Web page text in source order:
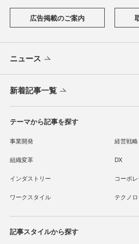
広告掲載のご案内
ニュース
新着記事一覧
テーマから記事を探す
事業開発 経営戦略
組織変革 DX
インダストリー コーポ
ワークスタイル テクノ
記事スタイルから探す